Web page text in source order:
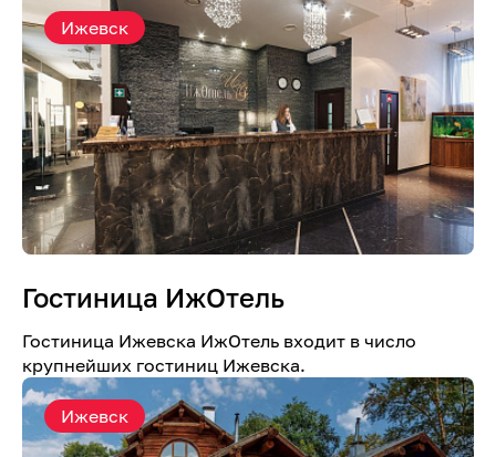
Ижевск
Гостиница ИжОтель
Гостиница Ижевска ИжОтель входит в число
крупнейших гостиниц Ижевска.
Ижевск